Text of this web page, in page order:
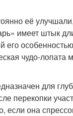
её
имеет штык
его
чудо-лопата
для
перекопки
если она